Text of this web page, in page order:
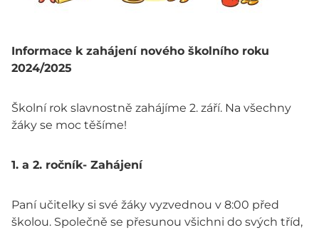
Informace k zahájení nového školního roku
2024/2025
Školní rok slavnostně zahájíme 2. září. Na všechny
žáky se moc těšíme!
1. a 2. ročník- Zahájení
Paní učitelky si své žáky vyzvednou v 8:00 před
školou. Společně se přesunou všichni do svých tříd,